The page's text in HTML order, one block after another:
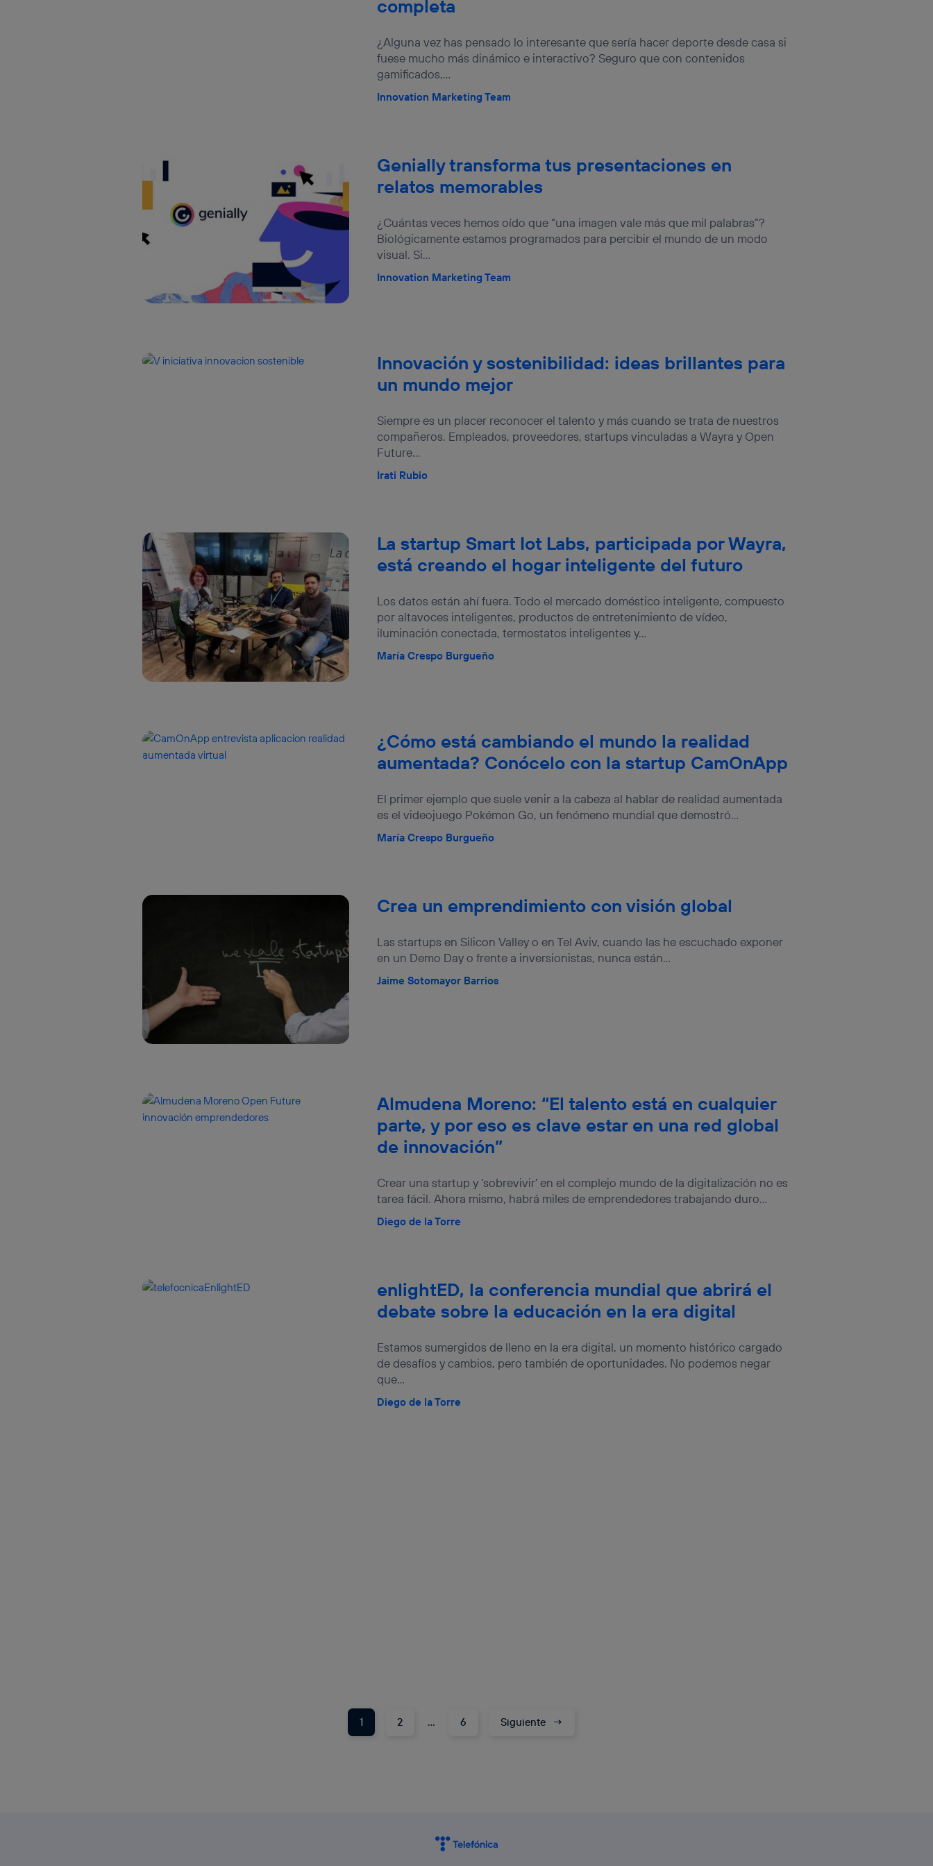
completa
¿Alguna vez has pensado lo interesante que sería hacer deporte desde casa si
fuese mucho más dinámico e interactivo? Seguro que con contenidos
gamificados,...
Innovation Marketing Team
Genially transforma tus presentaciones en
relatos memorables
¿Cuántas veces hemos oído que “una imagen vale más que mil palabras”?
Biológicamente estamos programados para percibir el mundo de un modo
visual. Si...
Innovation Marketing Team
Innovación y sostenibilidad: ideas brillantes para
un mundo mejor
Siempre es un placer reconocer el talento y más cuando se trata de nuestros
compañeros. Empleados, proveedores, startups vinculadas a Wayra y Open
Future...
Irati Rubio
La startup Smart Iot Labs, participada por Wayra,
está creando el hogar inteligente del futuro
Los datos están ahí fuera. Todo el mercado doméstico inteligente, compuesto
por altavoces inteligentes, productos de entretenimiento de vídeo,
iluminación conectada, termostatos inteligentes y...
María Crespo Burgueño
¿Cómo está cambiando el mundo la realidad
aumentada? Conócelo con la startup CamOnApp
El primer ejemplo que suele venir a la cabeza al hablar de realidad aumentada
es el videojuego Pokémon Go, un fenómeno mundial que demostró...
María Crespo Burgueño
Crea un emprendimiento con visión global
Las startups en Silicon Valley o en Tel Aviv, cuando las he escuchado exponer
en un Demo Day o frente a inversionistas, nunca están...
Jaime Sotomayor Barrios
Almudena Moreno: “El talento está en cualquier
parte, y por eso es clave estar en una red global
de innovación”
Crear una startup y ‘sobrevivir’ en el complejo mundo de la digitalización no es
tarea fácil. Ahora mismo, habrá miles de emprendedores trabajando duro...
Diego de la Torre
enlightED, la conferencia mundial que abrirá el
debate sobre la educación en la era digital
Estamos sumergidos de lleno en la era digital, un momento histórico cargado
de desafíos y cambios, pero también de oportunidades. No podemos negar
que...
Diego de la Torre
1 2 … 6 Siguiente →
conexión de banda ancha
realizará en función de las actividades de navegación de los miembros del hogar que
datos móviles
, el marketing será más personalizado, ya que se basará
únicamente en la navegación del usuario del móvil.
Puedes gestionar los consentimientos Utiq seleccionando “Administrar Utiq” en la parte
inferior de esta página web o visitando el portal de privacidad de Utiq (“consenthub”)